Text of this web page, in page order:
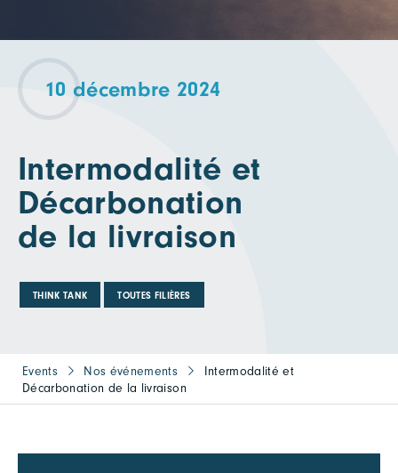
10 décembre 2024
Intermodalité et
Décarbonation
de la livraison
THINK TANK TOUTES FILIÈRES
Events Nos événements
Intermodalité et
Décarbonation de la livraison